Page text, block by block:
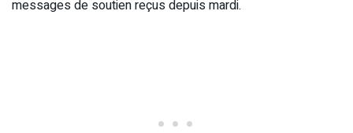
messages de soutien reçus depuis mardi.